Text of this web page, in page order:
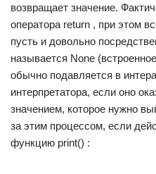
возвращает значение.
оператора return , при этом
пусть и довольно
называется None
обычно подавляется в
интерпретатора, если оно
значением, которое нужно
за этим процессом, если
функцию print() :